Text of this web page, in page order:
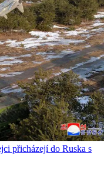
přicházejí do Ruska s